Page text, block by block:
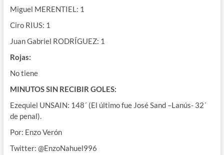
Miguel MERENTIEL: 1
Ciro RIUS: 1
Juan Gabriel RODRÍGUEZ: 1
Rojas:
No tiene
MINUTOS SIN RECIBIR GOLES:
Ezequiel UNSAIN: 148´ (El último fue José Sand –Lanús- 32´
de penal).
Por: Enzo Verón
Twitter: @EnzoNahuel996